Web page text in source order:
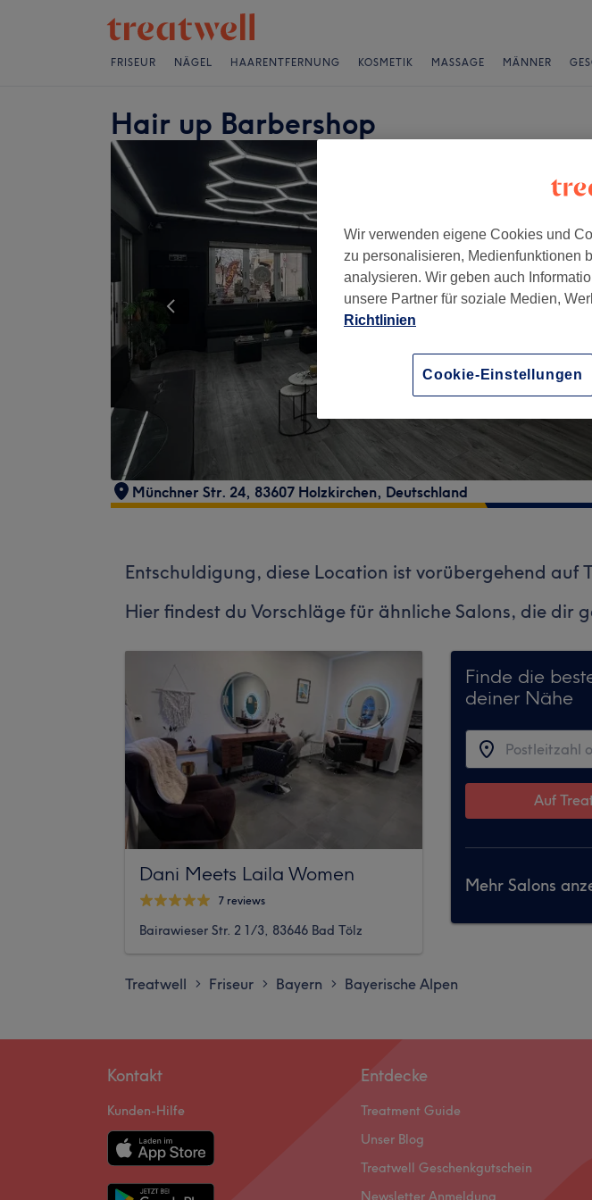
FRISEUR NÄGEL HAARENTFERNUNG KOSMETIK MASSAGE MÄNNER
Hair up Barbershop
Münchner Str. 24, 83607 Holzkirchen, Deutschland
Entschuldigung, diese Location ist vorübergehend auf
Hier findest du Vorschläge für ähnliche Salons, die dir
Dani Meets Laila Women
7 reviews
Bairawieser Str. 2 1/3, 83646 Bad Tölz
Finde die
deiner Nähe
Auf
Mehr Salons
Treatwell > Friseur > Bayern > Bayerische Alpen
Kontakt
Kunden-Hilfe
Entdecke
Treatment Guide
Unser Blog
Treatwell Geschenkgutschein
Newsletter Anmeldung
Wir verwenden eigene Cookies und
zu personalisieren, Medienfunktionen
analysieren. Wir geben auch
unsere Partner für soziale Medien,
Richtlinien
Cookie-Einstellungen